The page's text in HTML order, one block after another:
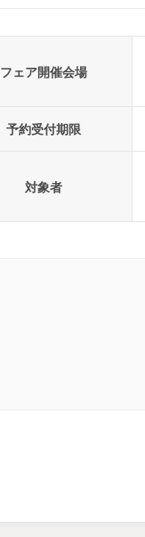
フェア開催会場
予約受付期限
対象者